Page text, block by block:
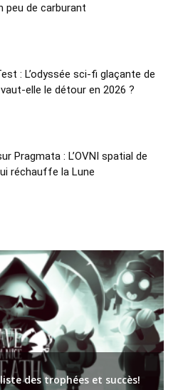
peu de carburant
: L’odyssée sci-fi glaçante de
vaut-elle le détour en 2026 ?
Pragmata : L’OVNI spatial de
réchauffe la Lune